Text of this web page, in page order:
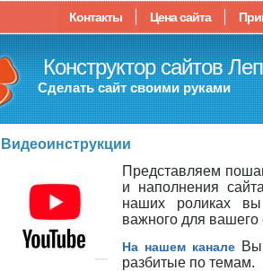
Контакты Цена сайта
Конструктор сайтов
Сделать сайт своими руками
Видеоинструкции
Представляем
и наполнения
наших роликах
важного для вашего
На нашем каналеВы
разбитые по темам.